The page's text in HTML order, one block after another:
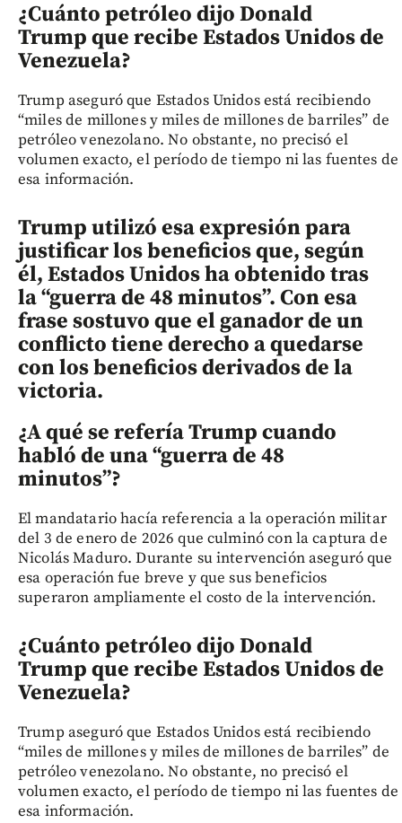
¿Cuánto petróleo dijo Donald
Trump que recibe Estados Unidos de
Venezuela?
Trump aseguró que Estados Unidos está recibiendo
“miles de millones y miles de millones de barriles” de
petróleo venezolano. No obstante, no precisó el
volumen exacto, el período de tiempo ni las fuentes de
esa información.
Trump utilizó esa expresión para
justificar los beneficios que, según
él, Estados Unidos ha obtenido tras
la “guerra de 48 minutos”. Con esa
frase sostuvo que el ganador de un
conflicto tiene derecho a quedarse
con los beneficios derivados de la
victoria.
¿A qué se refería Trump cuando
habló de una “guerra de 48
minutos”?
El mandatario hacía referencia a la operación militar
del 3 de enero de 2026 que culminó con la captura de
Nicolás Maduro. Durante su intervención aseguró que
esa operación fue breve y que sus beneficios
superaron ampliamente el costo de la intervención.
¿Cuánto petróleo dijo Donald
Trump que recibe Estados Unidos de
Venezuela?
Trump aseguró que Estados Unidos está recibiendo
“miles de millones y miles de millones de barriles” de
petróleo venezolano. No obstante, no precisó el
volumen exacto, el período de tiempo ni las fuentes de
esa información.